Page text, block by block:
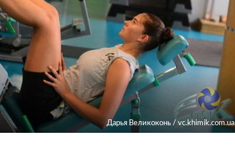
Дарья Великоконь / vc.khimik.com.ua